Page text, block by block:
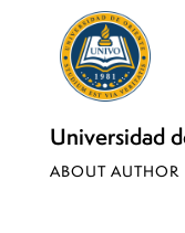
Universidad
ABOUT AUTHOR